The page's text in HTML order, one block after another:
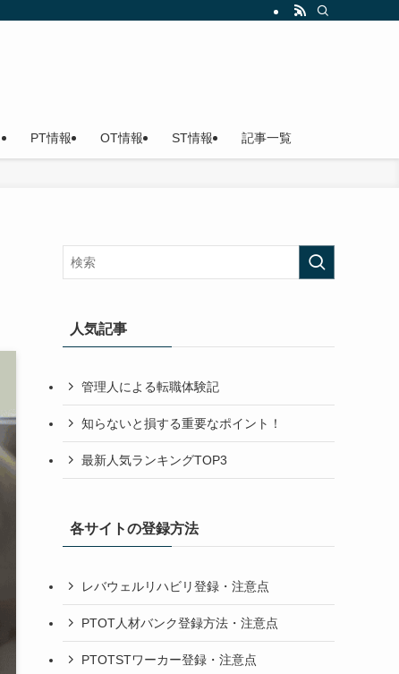
PT情報 OT情報 ST情報 記事一覧
人気記事
管理人による転職体験記
知らないと損する重要なポイント！
最新人気ランキングTOP3
各サイトの登録方法
レバウェルリハビリ登録・注意点
PTOT人材バンク登録方法・注意点
PTOTSTワーカー登録・注意点